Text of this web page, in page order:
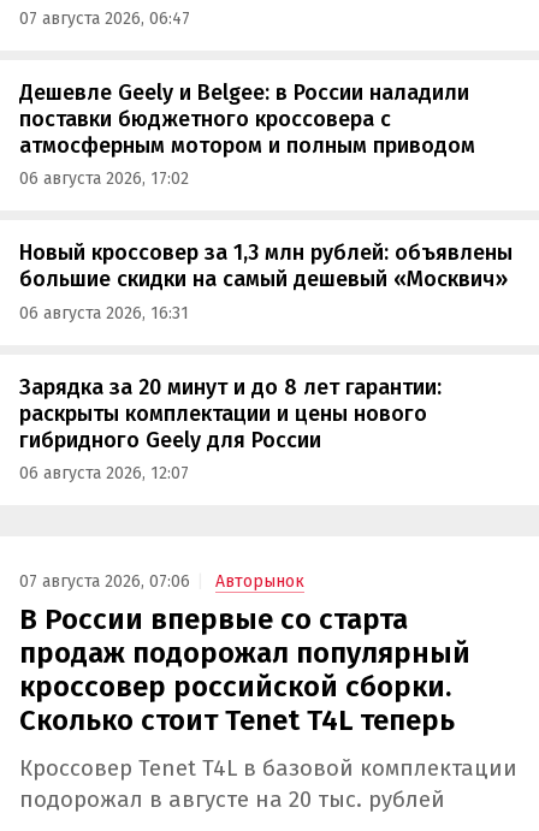
07 августа 2026, 06:47
Дешевле Geely и Belgee: в России наладили
поставки бюджетного кроссовера с
атмосферным мотором и полным приводом
06 августа 2026, 17:02
Новый кроссовер за 1,3 млн рублей: объявлены
большие скидки на самый дешевый «Москвич»
06 августа 2026, 16:31
Зарядка за 20 минут и до 8 лет гарантии:
раскрыты комплектации и цены нового
гибридного Geely для России
06 августа 2026, 12:07
07 августа 2026, 07:06 Авторынок
В России впервые со старта
продаж подорожал популярный
кроссовер российской сборки.
Сколько стоит Tenet T4L теперь
Кроссовер Tenet T4L в базовой комплектации
подорожал в августе на 20 тыс. рублей